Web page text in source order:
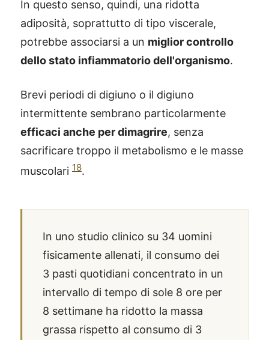
In questo senso, quindi, una ridotta
adiposità, soprattutto di tipo viscerale,
potrebbe associarsi a un miglior controllo
dello stato infiammatorio dell'organismo.
Brevi periodi di digiuno o il digiuno
intermittente sembrano particolarmente
efficaci anche per dimagrire, senza
sacrificare troppo il metabolismo e le masse
muscolari 18.
In uno studio clinico su 34 uomini
fisicamente allenati, il consumo dei
3 pasti quotidiani concentrato in un
intervallo di tempo di sole 8 ore per
8 settimane ha ridotto la massa
grassa rispetto al consumo di 3
X115 -